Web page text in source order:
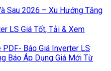
Sau 2026 – Xu Hướng Tăng
Báo Giá Inverter LS